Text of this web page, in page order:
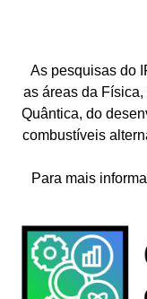
As pesquisas do
as áreas da
Quântica, do
combustíveis
Para mais